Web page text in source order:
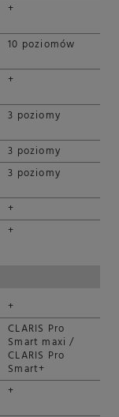
+
10 poziomów
+
3 poziomy
3 poziomy
3 poziomy
+
+
+
CLARIS Pro
Smart maxi /
CLARIS Pro
Smart+
+